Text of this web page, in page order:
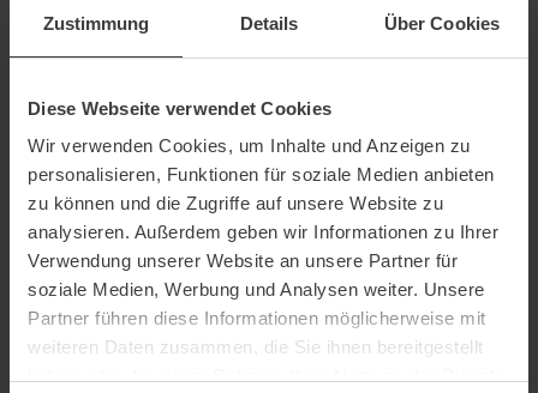
Zustimmung Details Über Cookies
Diese Webseite verwendet Cookies
Wir verwenden Cookies, um Inhalte und Anzeigen zu
personalisieren, Funktionen für soziale Medien anbieten
zu können und die Zugriffe auf unsere Website zu
analysieren. Außerdem geben wir Informationen zu Ihrer
Verwendung unserer Website an unsere Partner für
soziale Medien, Werbung und Analysen weiter. Unsere
Partner führen diese Informationen möglicherweise mit
weiteren Daten zusammen, die Sie ihnen bereitgestellt
Personal data
Salutation